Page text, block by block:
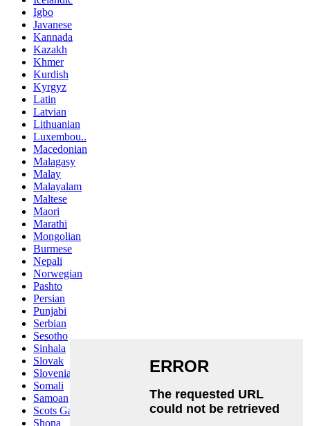
Igbo
Javanese
Kannada
Kazakh
Khmer
Kurdish
Kyrgyz
Latin
Latvian
Lithuanian
Luxembou..
Macedonian
Malagasy
Malay
Malayalam
Maltese
Maori
Marathi
Mongolian
Burmese
Nepali
Norwegian
Pashto
Persian
Punjabi
Serbian
Sesotho
Sinhala
Slovak
Slovenian
Somali
Samoan
Scots Gaelic
Shona